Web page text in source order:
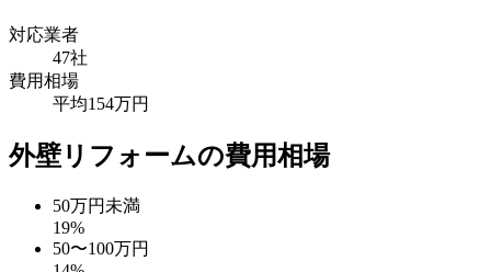
対応業者
47社
費用相場
平均154万円
外壁リフォームの費用相場
50万円未満
19%
50〜100万円